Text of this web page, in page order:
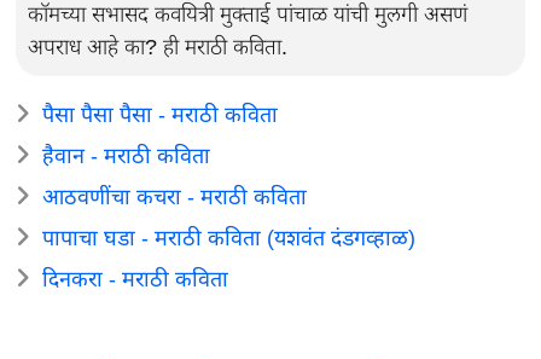
कॉमच्या सभासद कवयित्री मुक्ताई पांचाळ यांची मुलगी असणं
अपराध आहे का? ही मराठी कविता.
पैसा पैसा पैसा - मराठी कविता
हैवान - मराठी कविता
आठवणींचा कचरा - मराठी कविता
पापाचा घडा - मराठी कविता (यशवंत दंडगव्हाळ)
दिनकरा - मराठी कविता